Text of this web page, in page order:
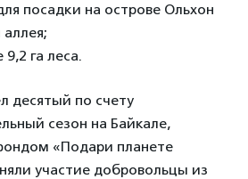
посадки на острове Ольхон
га леса.
десятый по счету
сезон на Байкале,
«Подари планете
участие добровольцы из